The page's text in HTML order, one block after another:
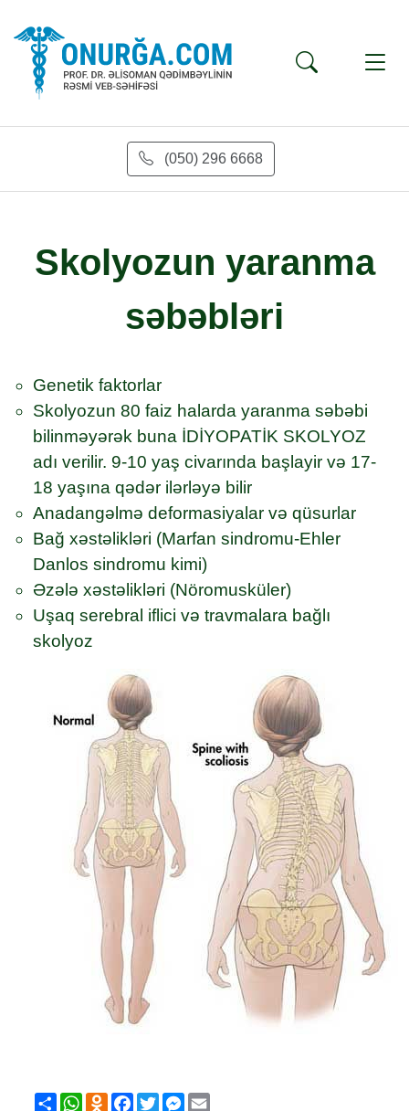
(050) 296 6668
Skolyozun yaranma
səbəbləri
Genetik faktorlar
Skolyozun 80 faiz halarda yaranma səbəbi
bilinməyərək buna İDİYOPATİK SKOLYOZ
adı verilir. 9-10 yaş civarında başlayir və 17-
18 yaşına qədər ilərləyə bilir
Anadangəlmə deformasiyalar və qüsurlar
Bağ xəstəlikləri (Marfan sindromu-Ehler
Danlos sindromu kimi)
Əzələ xəstəlikləri (Nöromusküler)
Uşaq serebral iflici və travmalara bağlı
skolyoz
ShareWhatsApp
Odnoklassniki
Facebook
TwitterMessenger